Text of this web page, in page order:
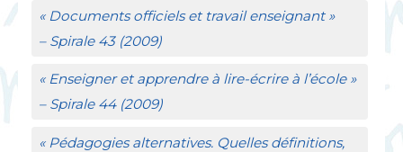
« Documents officiels et travail enseignant »
– Spirale43 (2009)
« Enseigner et apprendre à lire-écrire à l’école »
– Spirale44 (2009)
« Pédagogies alternatives. Quelles définitions,